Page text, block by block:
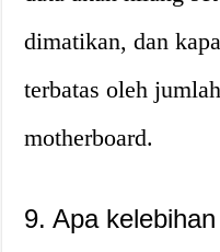
dimatikan, dan
terbatas oleh
motherboard.
9. Apa